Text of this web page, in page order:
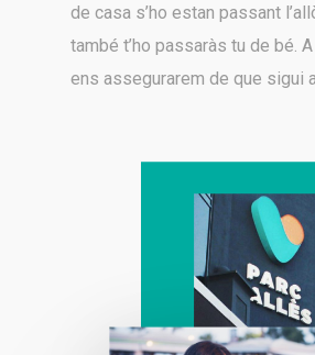
de casa s’ho estan passant
també t’ho passaràs tu de bé.
ens assegurarem de que sigui